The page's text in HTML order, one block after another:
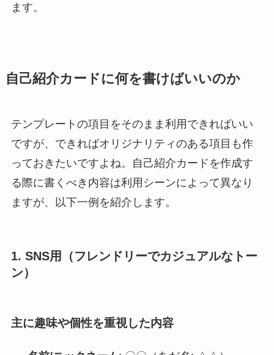
ます。
自己紹介カードに何を書けばいいのか
テンプレートの項目をそのまま利用できればいい
ですが、できればオリジナリティのある項目も作
っておきたいですよね。自己紹介カードを作成す
る際に書くべき内容は利用シーンによって異なり
ますが、以下一例を紹介します。
1. SNS用（フレンドリーでカジュアルなトー
ン）
主に趣味や個性を重視した内容